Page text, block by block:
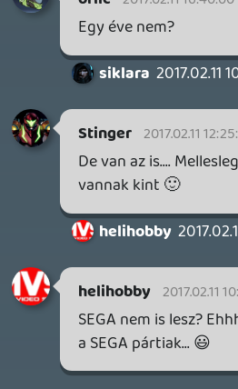
DOOM: THE DARK AGES - REVELATIONS DLC
15 órája
THQ NORDIC ÚJDONSÁGOK – EZ TÖRTÉNT
THQ Nordic Digital Showcase összefoglaló.
Továbbá: Warrior Cats: Clans of the Forest,
Way of the Sword, TOEM 2, Quake remaster.
SENARA: THE SACRAMENT